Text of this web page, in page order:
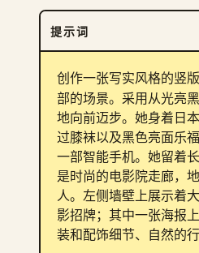
提示词
创作一张写实风格的竖
部的场景。采用从光亮
地向前迈步。她身着日
过膝袜以及黑色亮面乐
一部智能手机。她留着
是时尚的电影院走廊，
人。左侧墙壁上展示着
影招牌；其中一张海报
装和配饰细节、自然的